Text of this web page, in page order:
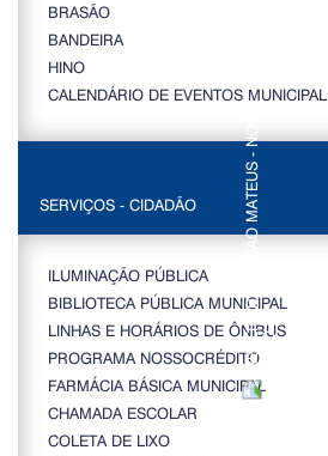
BRASÃO
BANDEIRA
HINO
CALENDÁRIO DE EVENTOS MUNICIPAL
SERVIÇOS - CIDADÃO
ILUMINAÇÃO PÚBLICA
BIBLIOTECA PÚBLICA MUNICIPAL
LINHAS E HORÁRIOS DE ÔNIBUS
PROGRAMA NOSSOCRÉDITO
FARMÁCIA BÁSICA MUNICIPAL
CHAMADA ESCOLAR
COLETA DE LIXO